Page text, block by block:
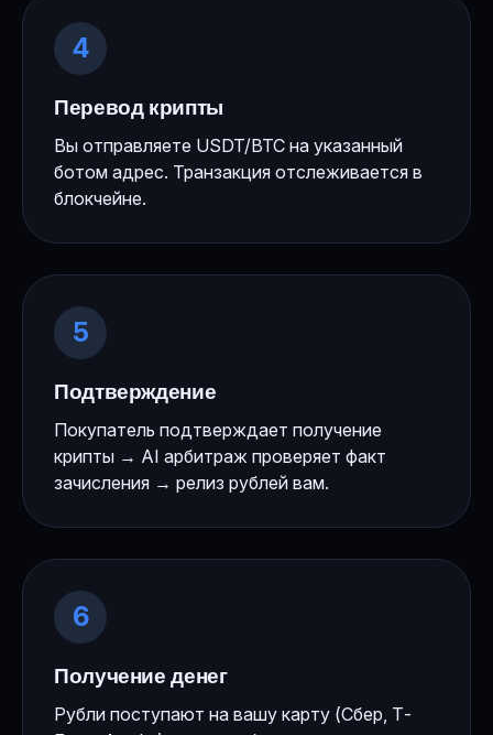
4
Перевод крипты
Вы отправляете USDT/BTC на указанный
ботом адрес. Транзакция отслеживается в
блокчейне.
5
Подтверждение
Покупатель подтверждает получение
крипты → AI арбитраж проверяет факт
зачисления → релиз рублей вам.
6
Получение денег
Рубли поступают на вашу карту (Сбер, Т-